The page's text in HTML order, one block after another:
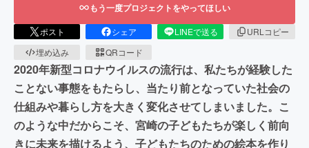
もう一度プロジェクトをやってほしい
ポスト シェア LINEで送る
URLコピー
埋め込み
QRコード
2020年新型コロナウイルスの流行は、私たちが経験した
ことない事態をもたらし、当たり前となっていた社会の
仕組みや暮らし方を大きく変化させてしまいました。こ
のような中だからこそ、宮崎の子どもたちが楽しく前向
きに未来を描けるよう、子どもたちのための絵本を作り